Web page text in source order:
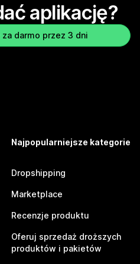
aplikację?
darmo przez 3 dni
Najpopularniejsze kategorie
Dropshipping
Marketplace
Recenzje produktu
Oferuj sprzedaż droższych
produktów i pakietów